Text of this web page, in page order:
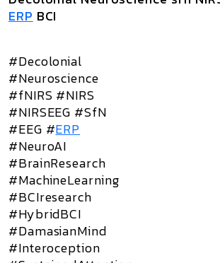
ERP BCI
#Decolonial
#Neuroscience
#fNIRS #NIRS
#NIRSEEG #SfN
#EEG #ERP
#NeuroAI
#BrainResearch
#MachineLearning
#BCIresearch
#HybridBCI
#DamasianMind
#Interoception